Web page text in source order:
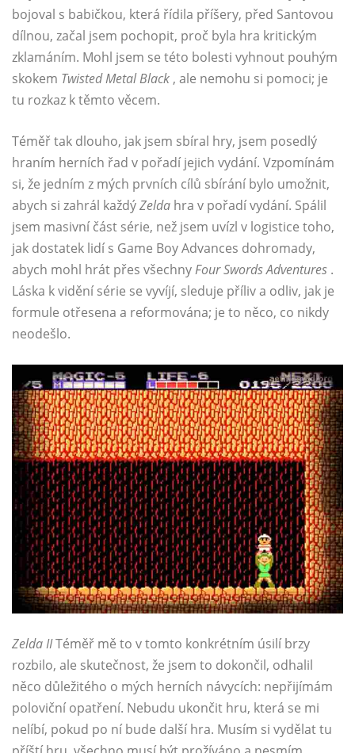
bojoval s babičkou, která řídila příšery, před Santovou
dílnou, začal jsem pochopit, proč byla hra kritickým
zklamáním. Mohl jsem se této bolesti vyhnout pouhým
skokem Twisted Metal Black , ale nemohu si pomoci; je
tu rozkaz k těmto věcem.
Téměř tak dlouho, jak jsem sbíral hry, jsem posedlý
hraním herních řad v pořadí jejich vydání. Vzpomínám
si, že jedním z mých prvních cílů sbírání bylo umožnit,
abych si zahrál každýZelda hra v pořadí vydání. Spálil
jsem masivní část série, než jsem uvízl v logistice toho,
jak dostatek lidí s Game Boy Advances dohromady,
abych mohl hrát přes všechnyFour Swords Adventures .
Láska k vidění série se vyvíjí, sleduje příliv a odliv, jak je
formule otřesena a reformována; je to něco, co nikdy
neodešlo.
Zelda IITéměř mě to v tomto konkrétním úsilí brzy
rozbilo, ale skutečnost, že jsem to dokončil, odhalil
něco důležitého o mých herních návycích: nepřijímám
poloviční opatření. Nebudu ukončit hru, která se mi
nelíbí, pokud po ní bude další hra. Musím si vydělat tu